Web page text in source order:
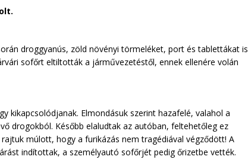
droggyanús, zöld növényi törmeléket, port és tablettákat is
sofőrt eltiltották a járművezetéstől, ennek ellenére volán
kikapcsolódjanak. Elmondásuk szerint hazafelé, valahol a
drogokból. Később elaludtak az autóban, feltehetőleg ez
múlott, hogy a furikázás nem tragédiával végződött! A
indítottak, a személyautó sofőrjét pedig őrizetbe vették.